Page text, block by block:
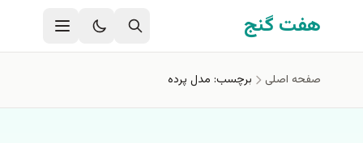
رفتن به محتوای اصلی
هفت گنج
صفحه اصلی برچسب: مدل پرده